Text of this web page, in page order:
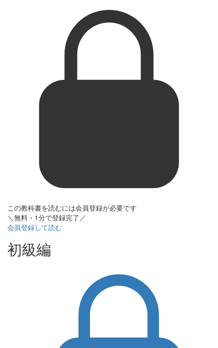
この教科書を読むには会員登録が必要です
＼無料・1分で登録完了／
会員登録して読む
初級編